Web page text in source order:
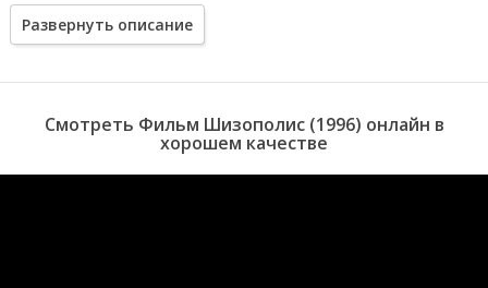
Вам предстоит стать звеном таинственного заговора
промышленных шпионов и истребителей насекомых,
всей полноте осознать пагубные последствия вредных
наконец, поймете, что живете не в тихом и уютном мире, а в
сумасбродном городе Шизополис, ставшим центром безумной
Развернуть описание
Смотреть Фильм Шизополис (1996) онлайн в
хорошем качестве